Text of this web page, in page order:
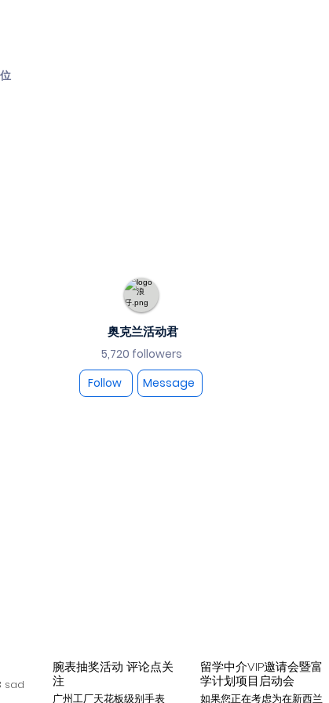
奥克兰活动君
5,720 followers
Follow
Message
sad
腕表抽奖活动 评论点关
注
广州工厂天花板级别手表
留学中介VIP邀请会暨富
学计划项目启动会
如果您正在考虑为在新西兰